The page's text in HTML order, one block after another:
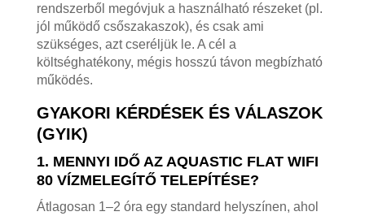
rendszerből megóvjuk a használható részeket (pl.
jól működő csőszakaszok), és csak ami
szükséges, azt cseréljük le. A cél a
költséghatékony, mégis hosszú távon megbízható
működés.
GYAKORI KÉRDÉSEK ÉS VÁLASZOK
(GYIK)
1. MENNYI IDŐ AZ AQUASTIC FLAT WIFI
80 VÍZMELEGÍTŐ TELEPÍTÉSE?
Átlagosan 1–2 óra egy standard helyszínen, ahol